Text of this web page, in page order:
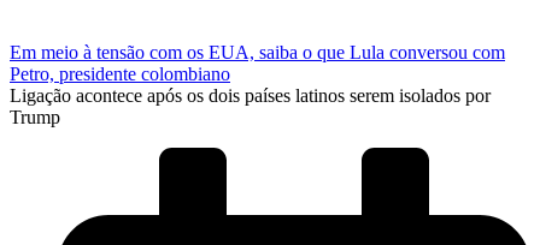
Em meio à tensão com os EUA, saiba o que Lula conversou com
Petro, presidente colombiano
Ligação acontece após os dois países latinos serem isolados por
Trump